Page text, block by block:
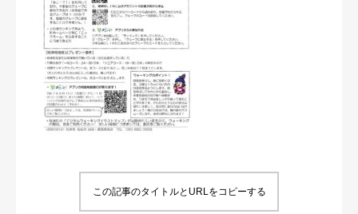
この記事のタイトルとURLをコピーする